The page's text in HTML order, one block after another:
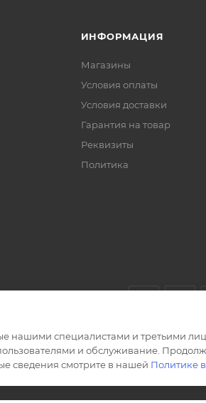
ИНФОРМАЦИЯ
Магазины
Условия оплаты
Условия доставки
Гарантия на товар
Реквизиты
Политика
нашими специалистами и третьими
и обслуживание.
сведения смотрите в нашей Политике